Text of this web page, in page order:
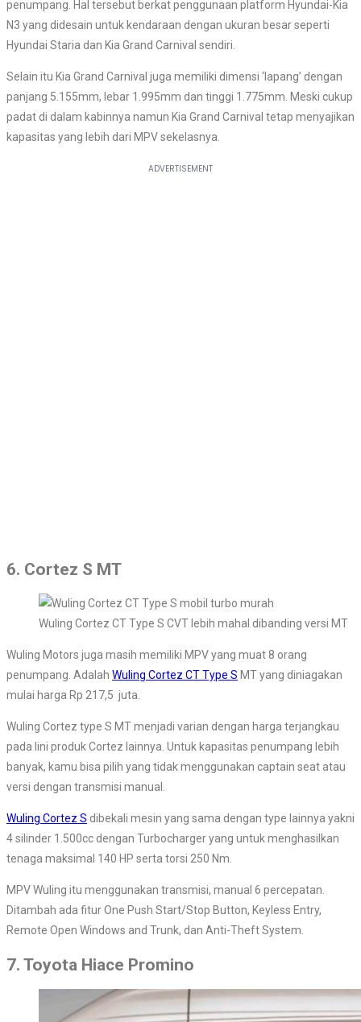
penumpang. Hal tersebut berkat penggunaan platform Hyundai-Kia
N3 yang didesain untuk kendaraan dengan ukuran besar seperti
Hyundai Staria dan Kia Grand Carnival sendiri.
Selain itu Kia Grand Carnival juga memiliki dimensi ‘lapang’ dengan
panjang 5.155mm, lebar 1.995mm dan tinggi 1.775mm. Meski cukup
padat di dalam kabinnya namun Kia Grand Carnival tetap menyajikan
kapasitas yang lebih dari MPV sekelasnya.
6. Cortez S MT
Wuling Cortez CT Type S CVT lebih mahal dibanding versi MT
Wuling Motors juga masih memiliki MPV yang muat 8 orang
penumpang. Adalah Wuling Cortez CT Type S MT yang diniagakan
mulai harga Rp 217,5 juta.
Wuling Cortez type S MT menjadi varian dengan harga terjangkau
pada lini produk Cortez lainnya. Untuk kapasitas penumpang lebih
banyak, kamu bisa pilih yang tidak menggunakan captain seat atau
versi dengan transmisi manual.
Wuling Cortez S dibekali mesin yang sama dengan type lainnya yakni
4 silinder 1.500cc dengan Turbocharger yang untuk menghasilkan
tenaga maksimal 140 HP serta torsi 250 Nm.
MPV Wuling itu menggunakan transmisi, manual 6 percepatan.
Ditambah ada fitur One Push Start/Stop Button, Keyless Entry,
Remote Open Windows and Trunk, dan Anti-Theft System.
7. Toyota Hiace Promino